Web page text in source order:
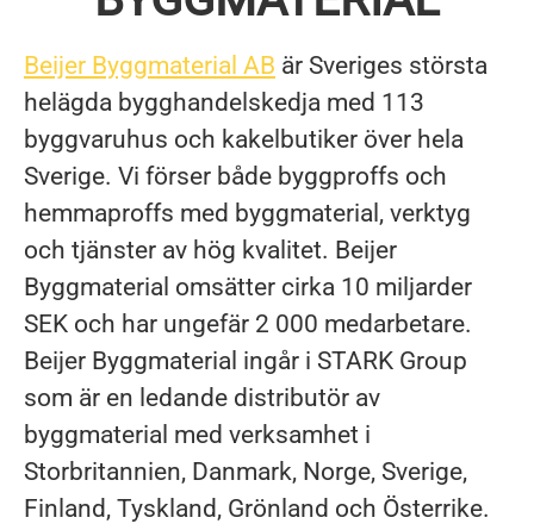
Beijer Byggmaterial AB är Sveriges största
helägda bygghandelskedja med 113
byggvaruhus och kakelbutiker över hela
Sverige. Vi förser både byggproffs och
hemmaproffs med byggmaterial, verktyg
och tjänster av hög kvalitet. Beijer
Byggmaterial omsätter cirka 10 miljarder
SEK och har ungefär 2 000 medarbetare.
Beijer Byggmaterial ingår i STARK Group
som är en ledande distributör av
byggmaterial med verksamhet i
Storbritannien, Danmark, Norge, Sverige,
Finland, Tyskland, Grönland och Österrike.